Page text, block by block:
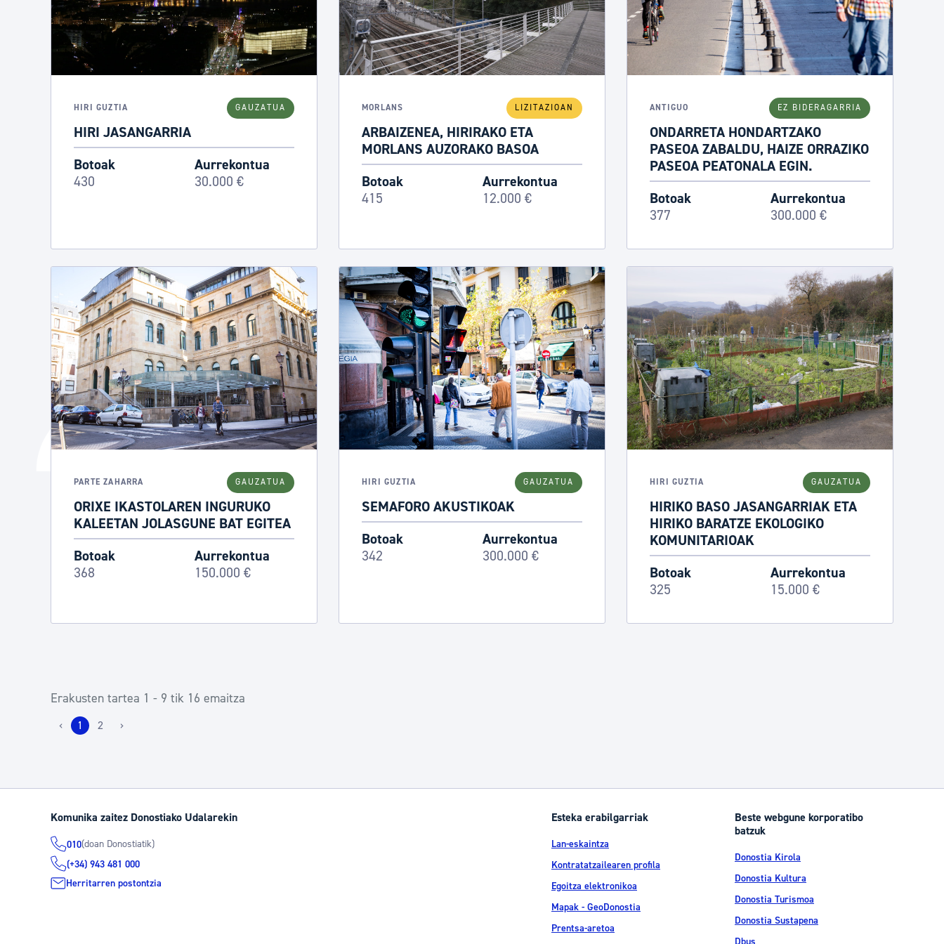
HIRI GUZTIA GAUZATUA
HIRI JASANGARRIA
Botoak
430
Aurrekontua
30.000 €
MORLANS LIZITAZIOAN
ARBAIZENEA, HIRIRAKO ETA
MORLANS AUZORAKO BASOA
Botoak
415
Aurrekontua
12.000 €
ANTIGUO EZ BIDERAGARRIA
ONDARRETA HONDARTZAKO
PASEOA ZABALDU, HAIZE ORRAZIKO
PASEOA PEATONALA EGIN.
Botoak
377
Aurrekontua
300.000 €
PARTE ZAHARRA GAUZATUA
ORIXE IKASTOLAREN INGURUKO
KALEETAN JOLASGUNE BAT EGITEA
Botoak
368
Aurrekontua
150.000 €
HIRI GUZTIA GAUZATUA
SEMAFORO AKUSTIKOAK
Botoak
342
Aurrekontua
300.000 €
HIRI GUZTIA GAUZATUA
HIRIKO BASO JASANGARRIAK ETA
HIRIKO BARATZE EKOLOGIKO
KOMUNITARIOAK
Botoak
325
Aurrekontua
15.000 €
Erakusten tartea 1 - 9 tik 16 emaitza
‹ 1 2 ›
Komunika zaitez Donostiako Udalarekin
010(doan Donostiatik)
(+34) 943 481 000
Herritarren postontzia
Esteka erabilgarriak
Lan-eskaintza
Kontratatzailearen profila
Egoitza elektronikoa
Mapak - GeoDonostia
Prentsa-aretoa
Beste webgune korporatibo
batzuk
Donostia Kirola
Donostia Kultura
Donostia Turismoa
Donostia Sustapena